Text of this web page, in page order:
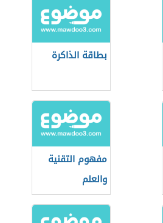
بطاقة الذاكرة
مفهوم التقنية
والعلم